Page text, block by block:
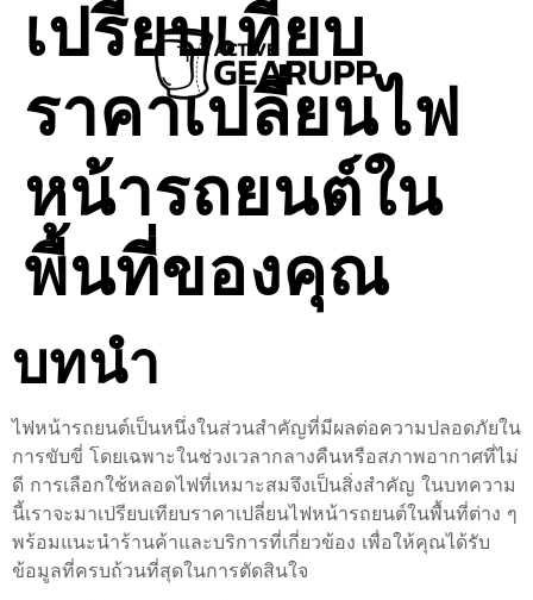
เปรียบเทียบ
ราคาเปลี่ยนไฟ
หน้ารถยนต์ใน
พื้นที่ของคุณ
บทนำ
ไฟหน้ารถยนต์เป็นหนึ่งในส่วนสำคัญที่มีผลต่อความปลอดภัยใน
การขับขี่ โดยเฉพาะในช่วงเวลากลางคืนหรือสภาพอากาศที่ไม่
ดี การเลือกใช้หลอดไฟที่เหมาะสมจึงเป็นสิ่งสำคัญ ในบทความ
นี้เราจะมาเปรียบเทียบราคาเปลี่ยนไฟหน้ารถยนต์ในพื้นที่ต่าง ๆ
พร้อมแนะนำร้านค้าและบริการที่เกี่ยวข้อง เพื่อให้คุณได้รับ
ข้อมูลที่ครบถ้วนที่สุดในการตัดสินใจ